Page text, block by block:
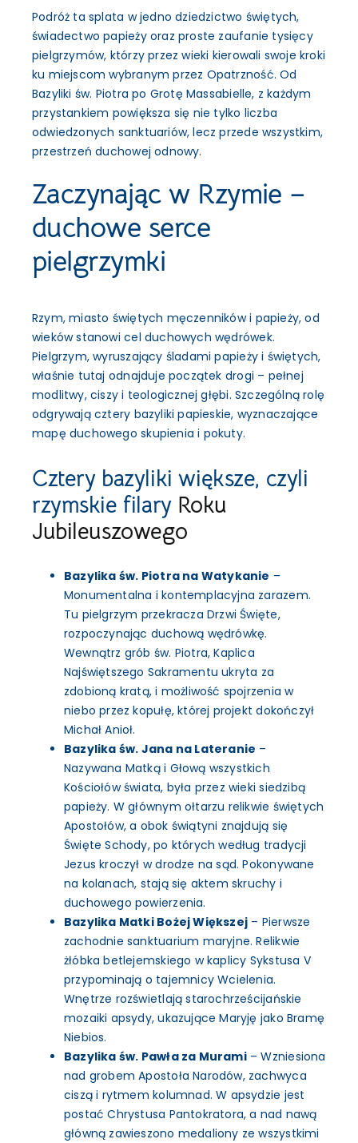
Podróż ta splata w jedno dziedzictwo świętych,
świadectwo papieży oraz proste zaufanie tysięcy
pielgrzymów, którzy przez wieki kierowali swoje kroki
ku miejscom wybranym przez Opatrzność. Od
Bazyliki św. Piotra po Grotę Massabielle, z każdym
przystankiem powiększa się nie tylko liczba
odwiedzonych sanktuariów, lecz przede wszystkim,
przestrzeń duchowej odnowy.
Zaczynając w Rzymie –
duchowe serce
pielgrzymki
Rzym, miasto świętych męczenników i papieży, od
wieków stanowi cel duchowych wędrówek.
Pielgrzym, wyruszający śladami papieży i świętych,
właśnie tutaj odnajduje początek drogi – pełnej
modlitwy, ciszy i teologicznej głębi. Szczególną rolę
odgrywają cztery bazyliki papieskie, wyznaczające
mapę duchowego skupienia i pokuty.
Cztery bazyliki większe, czyli
rzymskie filary Roku
Jubileuszowego
Bazylika św. Piotra na Watykanie –
Monumentalna i kontemplacyjna zarazem.
Tu pielgrzym przekracza Drzwi Święte,
rozpoczynając duchową wędrówkę.
Wewnątrz grób św. Piotra, Kaplica
Najświętszego Sakramentu ukryta za
zdobioną kratą, i możliwość spojrzenia w
niebo przez kopułę, której projekt dokończył
Michał Anioł.
Bazylika św. Jana na Lateranie –
Nazywana Matką i Głową wszystkich
Kościołów świata, była przez wieki siedzibą
papieży. W głównym ołtarzu relikwie świętych
Apostołów, a obok świątyni znajdują się
Święte Schody, po których według tradycji
Jezus kroczył w drodze na sąd. Pokonywane
na kolanach, stają się aktem skruchy i
duchowego powierzenia.
Bazylika Matki Bożej Większej – Pierwsze
zachodnie sanktuarium maryjne. Relikwie
żłóbka betlejemskiego w kaplicy Sykstusa V
przypominają o tajemnicy Wcielenia.
Wnętrze rozświetlają starochrześcijańskie
mozaiki apsydy, ukazujące Maryję jako Bramę
Niebios.
Bazylika św. Pawła za Murami– Wzniesiona
nad grobem Apostoła Narodów, zachwyca
ciszą i rytmem kolumnad. W apsydzie jest
postać Chrystusa Pantokratora, a nad nawą
główną zawieszono medaliony ze wszystkimi